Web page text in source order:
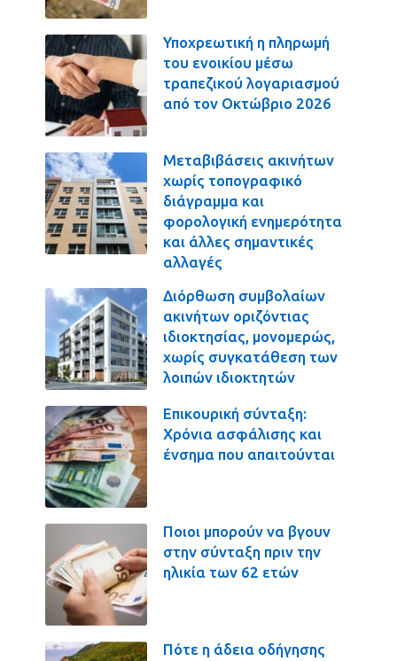
Υποχρεωτική η πληρωμή
του ενοικίου μέσω
τραπεζικού λογαριασμού
από τον Οκτώβριο 2026
Μεταβιβάσεις ακινήτων
χωρίς τοπογραφικό
διάγραμμα και
φορολογική ενημερότητα
και άλλες σημαντικές
αλλαγές
Διόρθωση συμβολαίων
ακινήτων οριζόντιας
ιδιοκτησίας, μονομερώς,
χωρίς συγκατάθεση των
λοιπών ιδιοκτητών
Επικουρική σύνταξη:
Χρόνια ασφάλισης και
ένσημα που απαιτούνται
Ποιοι μπορούν να βγουν
στην σύνταξη πριν την
ηλικία των 62 ετών
Πότε η άδεια οδήγησης